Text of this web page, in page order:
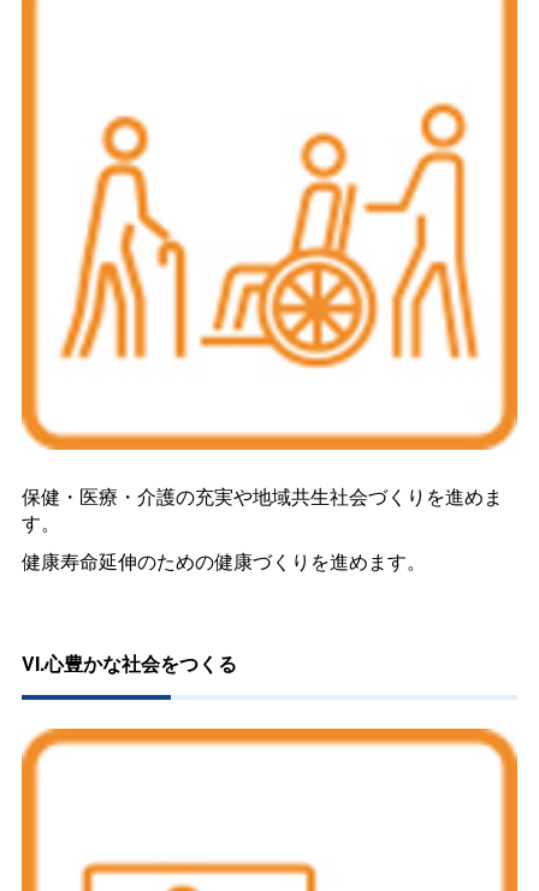
保健・医療・介護の充実や地域共生社会づくりを進めま
す。
健康寿命延伸のための健康づくりを進めます。
VI.心豊かな社会をつくる